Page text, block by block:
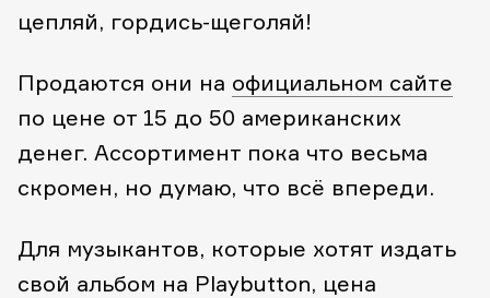
цепляй, гордись-щеголяй!
Продаются они на официальном сайте
по цене от 15 до 50 американских
денег. Ассортимент пока что весьма
скромен, но думаю, что всё впереди.
Для музыкантов, которые хотят издать
свой альбом на Playbutton, цена